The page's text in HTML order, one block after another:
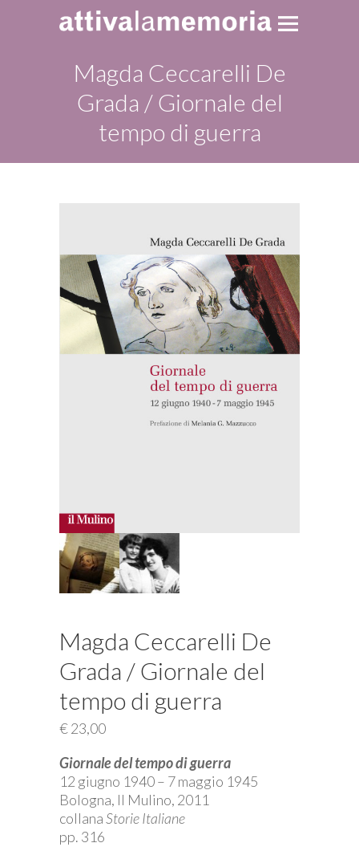
Magda Ceccarelli De
Grada / Giornale del
tempo di guerra
Magda Ceccarelli De
Grada / Giornale del
tempo di guerra
€23,00
Giornale del tempo di guerra
12 giugno 1940 – 7 maggio 1945
Bologna, Il Mulino, 2011
collanaStorie Italiane
pp. 316